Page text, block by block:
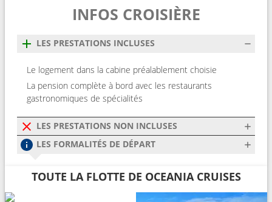
INFOS CROISIÈRE
LES PRESTATIONS INCLUSES
Le logement dans la cabine préalablement choisie
La pension complète à bord avec les restaurants
gastronomiques de spécialités
LES PRESTATIONS NON INCLUSES
LES FORMALITÉS DE DÉPART
TOUTE LA FLOTTE DE OCEANIA CRUISES